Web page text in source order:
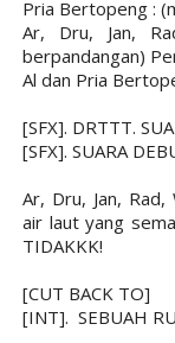
Pria Bertopeng :
Ar, Dru, Jan,
berpandangan)
Al dan Pria
[SFX]. DRTTT.
[SFX]. SUARA
Ar, Dru, Jan,
air laut yang
TIDAKKK!
[CUT BACK TO]
[INT]. SEBUAH